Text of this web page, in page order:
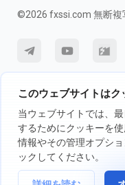
このウェブサイトは
当ウェブサイトでは、
するためにクッキーを
情報やその管理オプシ
ックしてください。
©2026 fxssi.com 無断複
利用規約 プライバシー
クッキーポリシー
FXSSI LTDが運営するウェ